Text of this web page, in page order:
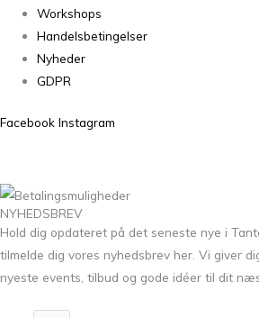
Workshops
Handelsbetingelser
Nyheder
GDPR
Facebook Instagram
NYHEDSBREV
Hold dig opdateret på det seneste nye i
tilmelde dig vores nyhedsbrev her. Vi giver
nyeste events, tilbud og gode idéer til dit